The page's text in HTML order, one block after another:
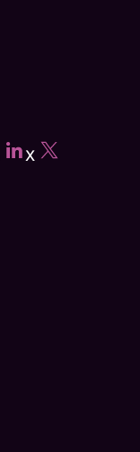
X